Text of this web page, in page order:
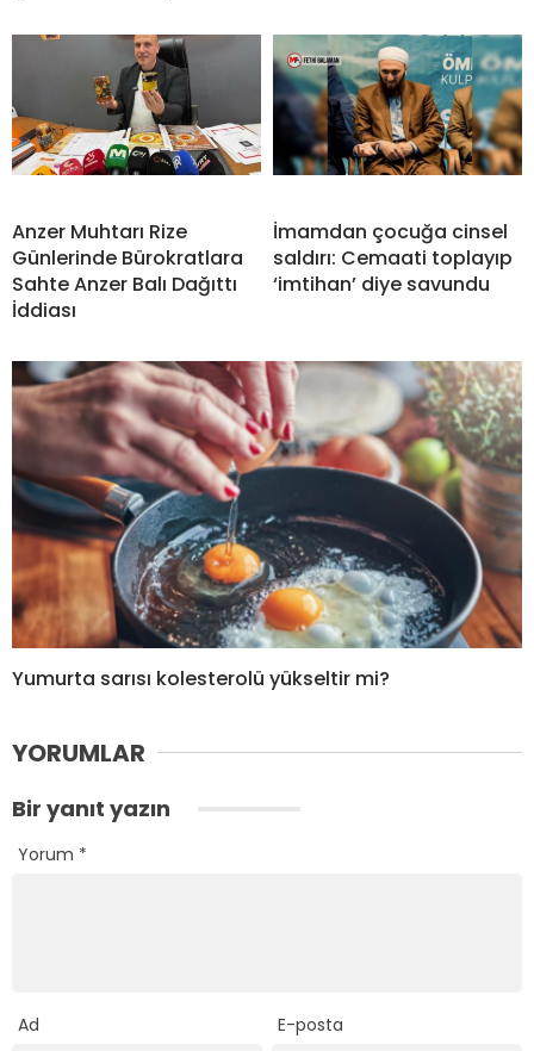
Anzer Muhtarı Rize
Günlerinde Bürokratlara
Sahte Anzer Balı Dağıttı
İddiası
İmamdan çocuğa cinsel
saldırı: Cemaati toplayıp
‘imtihan’ diye savundu
Yumurta sarısı kolesterolü yükseltir mi?
YORUMLAR
Bir yanıt yazın
Yorum *
Ad E-posta